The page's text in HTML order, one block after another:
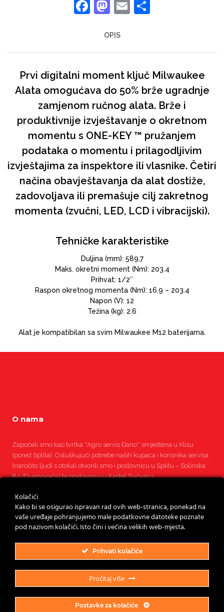
Facebook
Mastodon
Email
OPIS
Prvi digitalni moment ključ Milwaukee
Alata omogućava do 50% brže ugradnje
zamjenom ručnog alata. Brže i
produktivnije izvještavanje o okretnom
momentu s ONE-KEY ™ pružanjem
podataka o momentu i prilagodljivim
izvještajima za inspektore ili vlasnike. Četiri
načina obavještavanja da alat dostiže,
zadovoljava ili premašuje cilj zakretnog
momenta (zvučni, LED, LCD i vibracijski).
Tehničke karakteristike
Duljina (mm): 589,7
Maks. okretni moment (Nm): 203.4
Prihvat: 1/2″
Raspon okretnog momenta (Nm): 16.9 – 203.4
Napon (V): 12
Težina (kg): 2.6
Alat je kompatibilan sa svim Milwaukee M12 baterijama.
O nama
Započeli smo kao tvrtka ''Agro servis Đano'' smještena u Klisu
(pored Splita). Osluškujući potrebe naših kupaca i korisnika servisa
(naročito ljudi s otoka) otvorili smo i poslovnicu u Splitu – Solinska
84 (Dujmovača) te poslovnicu u Kaštel Sućurcu.
Pročitajte više
Kolačići
Kako bi se osigurao ispravan rad ovih web-stranica, ponekad na
vaše uređaje pohranjujemo male podatkovne datoteke poznate
pod nazivom kolačići. Isto čini i većina velikih web-mjesta.
Prihvati kolačiće
Pročitaj više
Postavke za kolačiće